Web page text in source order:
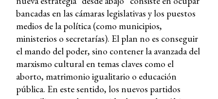
bancadas en las cámaras legislativas y los puestos
medios de la política (como municipios,
ministerios o secretarías). El plan no es conseguir
el mando del poder, sino contener la avanzada del
marxismo cultural en temas claves como el
aborto, matrimonio igualitario o educación
pública. En este sentido, los nuevos partidos